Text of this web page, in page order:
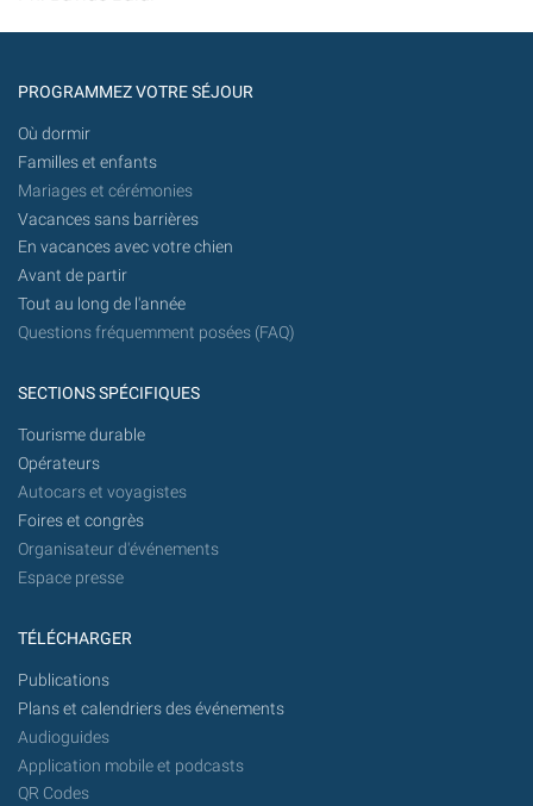
PROGRAMMEZ VOTRE SÉJOUR
Où dormir
Familles et enfants
Mariages et cérémonies
Vacances sans barrières
En vacances avec votre chien
Avant de partir
Tout au long de l'année
Questions fréquemment posées (FAQ)
SECTIONS SPÉCIFIQUES
Tourisme durable
Opérateurs
Autocars et voyagistes
Foires et congrès
Organisateur d'événements
Espace presse
TÉLÉCHARGER
Publications
Plans et calendriers des événements
Audioguides
Application mobile et podcasts
QR Codes